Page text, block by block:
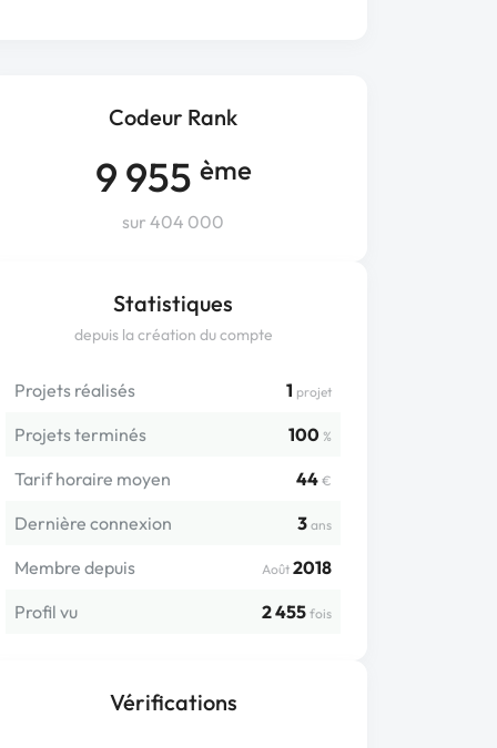
Codeur Rank
9 955 ème
sur 404 000
Statistiques
depuis la création du compte
Projets réalisés 1 projet
Projets terminés 100 %
Tarif horaire moyen 44 €
Dernière connexion 3 ans
Membre depuis Août 2018
Profil vu
2 455 fois
Vérifications